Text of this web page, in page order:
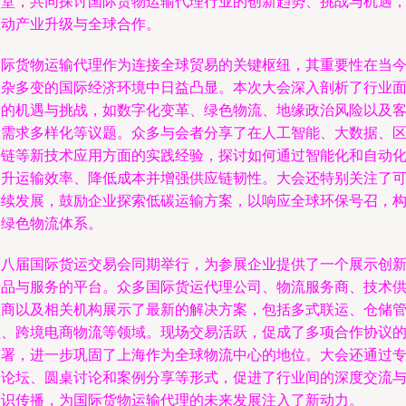
产业升级与全球合作。
货物运输代理作为连接全球贸易的关键枢纽，其重要性在当今
多变的国际经济环境中日益凸显。本次大会深入剖析了行业面
机遇与挑战，如数字化变革、绿色物流、地缘政治风险以及客
求多样化等议题。众多与会者分享了在人工智能、大数据、区
等新技术应用方面的实践经验，探讨如何通过智能化和自动化
运输效率、降低成本并增强供应链韧性。大会还特别关注了可
发展，鼓励企业探索低碳运输方案，以响应全球环保号召，构
色物流体系。
届国际货运交易会同期举行，为参展企业提供了一个展示创新
与服务的平台。众多国际货运代理公司、物流服务商、技术供
以及相关机构展示了最新的解决方案，包括多式联运、仓储管
跨境电商物流等领域。现场交易活跃，促成了多项合作协议的
，进一步巩固了上海作为全球物流中心的地位。大会还通过专
坛、圆桌讨论和案例分享等形式，促进了行业间的深度交流与
传播，为国际货物运输代理的未来发展注入了新动力。